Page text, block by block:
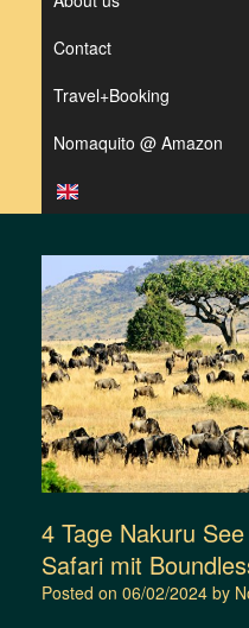
Contact
Travel+Booking
Nomaquito @ Amazon
4 Tage Nakuru
Safari mit
Posted on 06/02/2024 by